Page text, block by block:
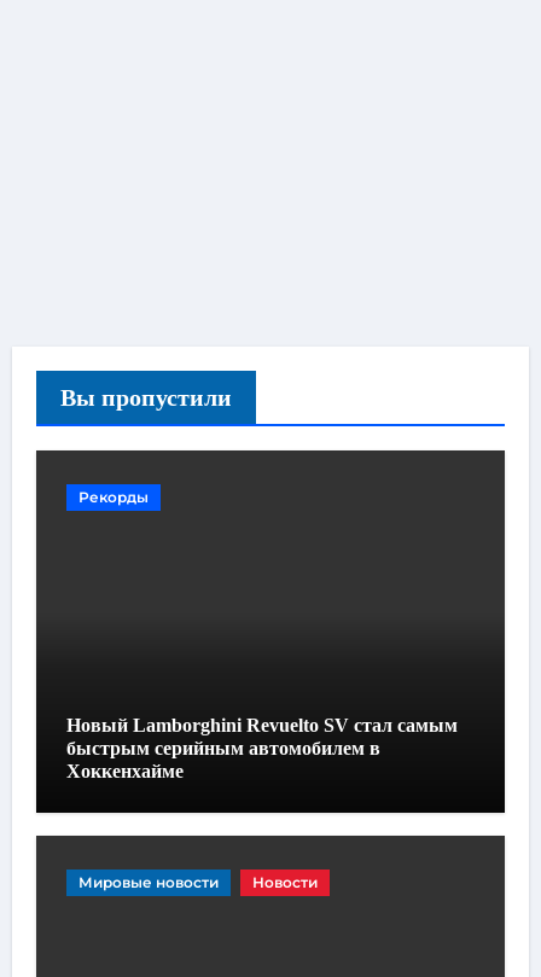
Вы пропустили
Рекорды
Новый Lamborghini Revuelto SV стал самым
быстрым серийным автомобилем в
Хоккенхайме
Мировые новости Новости